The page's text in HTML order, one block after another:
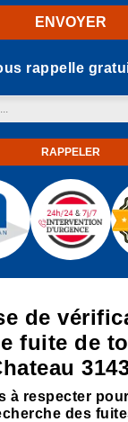
rappelle
de
fuite de
à respecter
des